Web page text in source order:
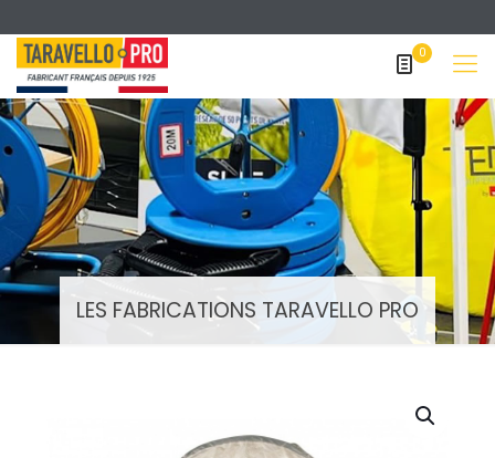
0
LES FABRICATIONS TARAVELLO PRO